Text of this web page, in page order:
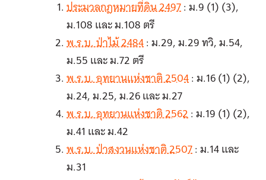
ประมวลกฎหมายที่ดิน 2497: ม.9 (1) (3),
ม.108 และ ม.108 ตรี
พ.ร.บ. ป่าไม้ 2484: ม.29, ม.29 ทวิ, ม.54,
ม.55 และ ม.72 ตรี
พ.ร.บ. อุทยานแห่งชาติ 2504: ม.16 (1) (2),
ม.24, ม.25, ม.26 และ ม.27
พ.ร.บ. อุทยานแห่งชาติ 2562: ม.19 (1) (2),
ม.41 และ ม.42
พ.ร.บ. ป่าสงวนแห่งชาติ 2507: ม.14 และ
ม.31